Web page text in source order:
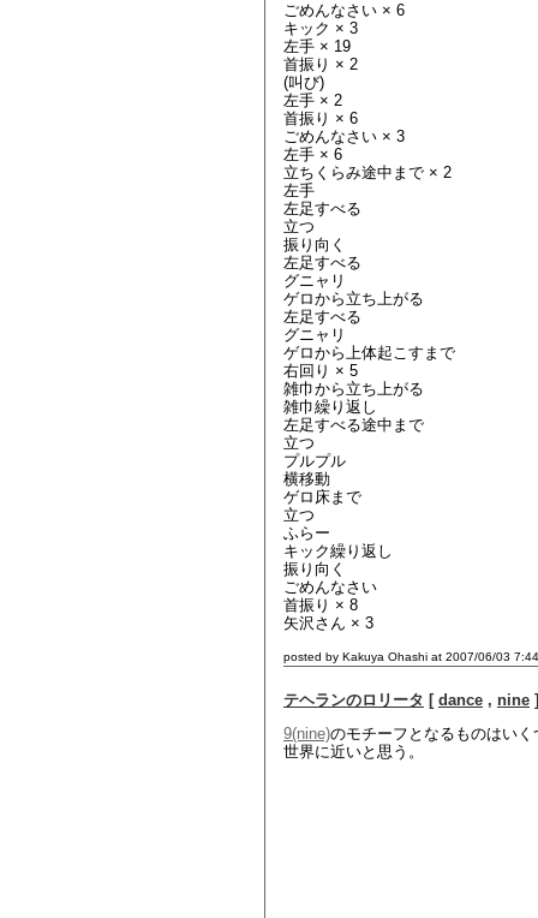
ごめんなさい × 6
キック × 3
左手 × 19
首振り × 2
(叫び)
左手 × 2
首振り × 6
ごめんなさい × 3
左手 × 6
立ちくらみ途中まで × 2
左手
左足すべる
立つ
振り向く
左足すべる
グニャリ
ゲロから立ち上がる
左足すべる
グニャリ
ゲロから上体起こすまで
右回り × 5
雑巾から立ち上がる
雑巾繰り返し
左足すべる途中まで
立つ
プルプル
横移動
ゲロ床まで
立つ
ふらー
キック繰り返し
振り向く
ごめんなさい
首振り × 8
矢沢さん × 3
posted by Kakuya Ohashi at 2007/06/03
テヘランのロリータ [ dance , nine ]
9(nine)のモチーフとなるものはい
世界に近いと思う。